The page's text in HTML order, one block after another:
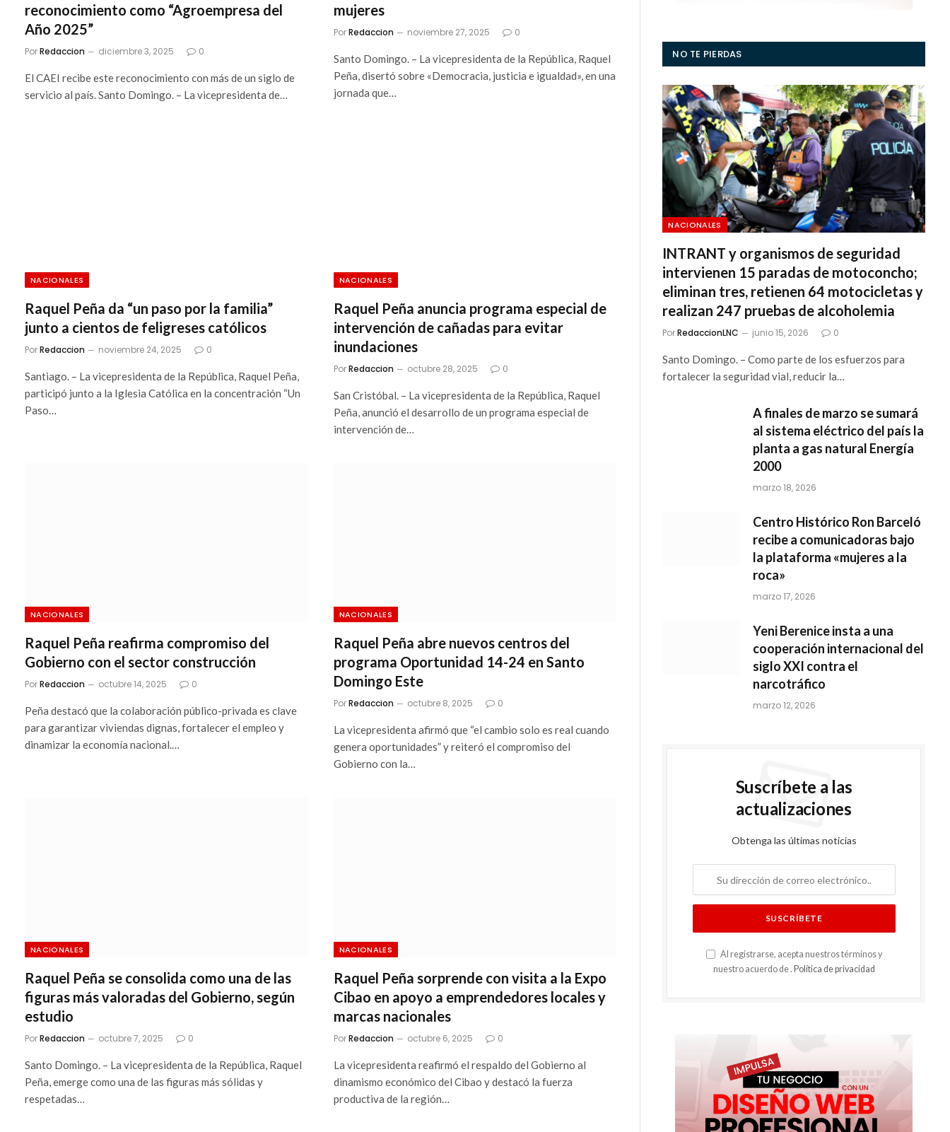
reconocimiento como “Agroempresa del
Año 2025”
PorRedaccion diciembre 3, 2025 0
El CAEI recibe este reconocimiento con más de un siglo de
servicio al país. Santo Domingo. – La vicepresidenta de…
mujeres
PorRedaccion noviembre 27, 2025 0
Santo Domingo. – La vicepresidenta de la República, Raquel
Peña, disertó sobre «Democracia, justicia e igualdad», en una
jornada que…
NACIONALES
Raquel Peña da “un paso por la familia”
junto a cientos de feligreses católicos
PorRedaccion noviembre 24, 2025 0
Santiago. – La vicepresidenta de la República, Raquel Peña,
participó junto a la Iglesia Católica en la concentración “Un
Paso…
NACIONALES
Raquel Peña anuncia programa especial de
intervención de cañadas para evitar
inundaciones
PorRedaccion octubre 28, 2025 0
San Cristóbal. – La vicepresidenta de la República, Raquel
Peña, anunció el desarrollo de un programa especial de
intervención de…
NACIONALES
Raquel Peña reafirma compromiso del
Gobierno con el sector construcción
PorRedaccion octubre 14, 2025 0
Peña destacó que la colaboración público-privada es clave
para garantizar viviendas dignas, fortalecer el empleo y
dinamizar la economía nacional.…
NACIONALES
Raquel Peña abre nuevos centros del
programa Oportunidad 14-24 en Santo
Domingo Este
PorRedaccion octubre 8, 2025 0
La vicepresidenta afirmó que “el cambio solo es real cuando
genera oportunidades” y reiteró el compromiso del
Gobierno con la…
NACIONALES
Raquel Peña se consolida como una de las
figuras más valoradas del Gobierno, según
estudio
PorRedaccion octubre 7, 2025 0
Santo Domingo. – La vicepresidenta de la República, Raquel
Peña, emerge como una de las figuras más sólidas y
respetadas…
NACIONALES
Raquel Peña sorprende con visita a la Expo
Cibao en apoyo a emprendedores locales y
marcas nacionales
PorRedaccion octubre 6, 2025 0
La vicepresidenta reafirmó el respaldo del Gobierno al
dinamismo económico del Cibao y destacó la fuerza
productiva de la región…
NO TE PIERDAS
NACIONALES
INTRANT y organismos de seguridad
intervienen 15 paradas de motoconcho;
eliminan tres, retienen 64 motocicletas y
realizan 247 pruebas de alcoholemia
PorRedaccionLNC junio 15, 2026 0
Santo Domingo. – Como parte de los esfuerzos para
fortalecer la seguridad vial, reducir la…
A finales de marzo se sumará
al sistema eléctrico del país la
planta a gas natural Energía
2000
marzo 18, 2026
Centro Histórico Ron Barceló
recibe a comunicadoras bajo
la plataforma «mujeres a la
roca»
marzo 17, 2026
Yeni Berenice insta a una
cooperación internacional del
siglo XXI contra el
narcotráfico
marzo 12, 2026
Suscríbete a las
actualizaciones
Obtenga las últimas noticias
Al registrarse, acepta nuestros términos y
nuestro acuerdo de . Política de privacidad